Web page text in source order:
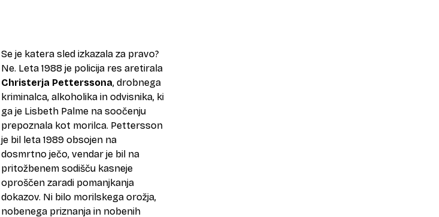
Se je katera sled izkazala za pravo?
Ne. Leta 1988 je policija res aretirala
Christerja Petterssona, drobnega
kriminalca, alkoholika in odvisnika, ki
ga je Lisbeth Palme na soočenju
prepoznala kot morilca. Pettersson
je bil leta 1989 obsojen na
dosmrtno ječo, vendar je bil na
pritožbenem sodišču kasneje
oproščen zaradi pomanjkanja
dokazov. Ni bilo morilskega orožja,
nobenega priznanja in nobenih